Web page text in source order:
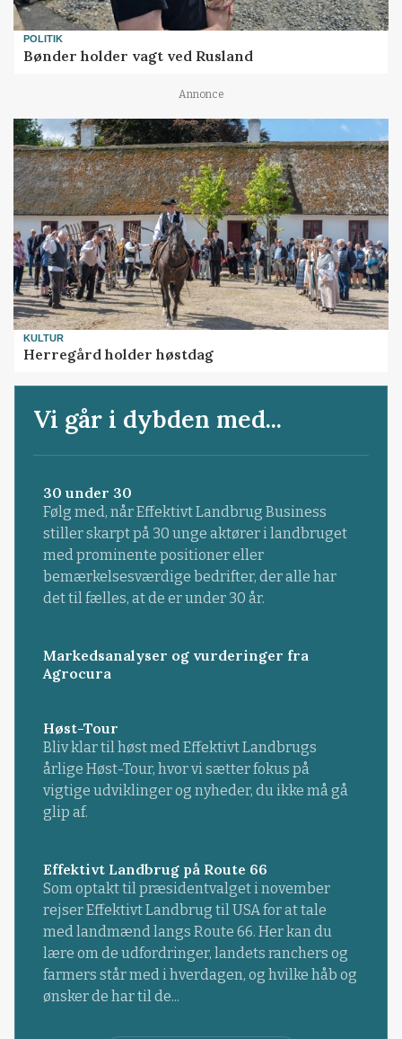
POLITIK
Bønder holder vagt ved Rusland
Annonce
KULTUR
Herregård holder høstdag
Vi går i dybden med...
30 under 30
Følg med, når Effektivt Landbrug Business
stiller skarpt på 30 unge aktører i landbruget
med prominente positioner eller
bemærkelsesværdige bedrifter, der alle har
det til fælles, at de er under 30 år.
Markedsanalyser og vurderinger fra
Agrocura
Høst-Tour
Bliv klar til høst med Effektivt Landbrugs
årlige Høst-Tour, hvor vi sætter fokus på
vigtige udviklinger og nyheder, du ikke må gå
glip af.
Effektivt Landbrug på Route 66
Som optakt til præsidentvalget i november
rejser Effektivt Landbrug til USA for at tale
med landmænd langs Route 66. Her kan du
lære om de udfordringer, landets ranchers og
farmers står med i hverdagen, og hvilke håb og
ønsker de har til de...